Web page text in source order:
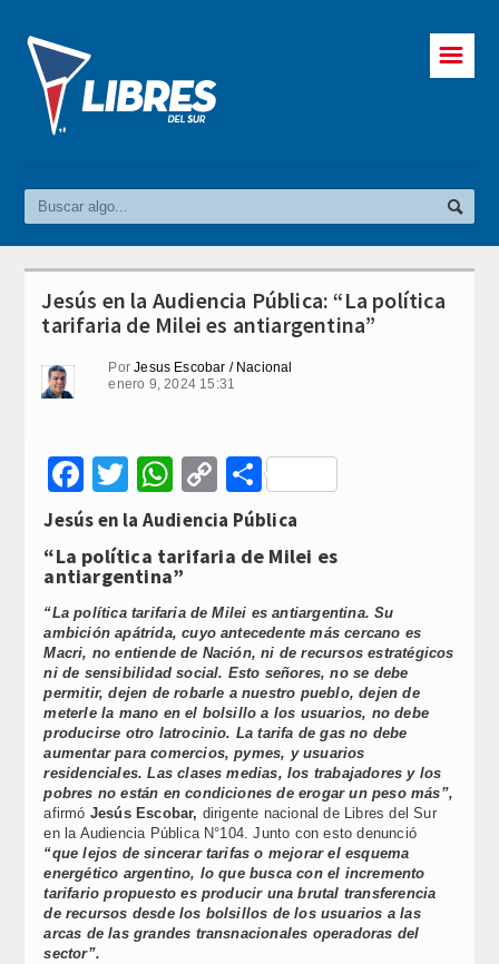
☰
Jesús en la Audiencia Pública: “La política
tarifaria de Milei es antiargentina”
PorJesus Escobar / Nacional
enero 9, 2024 15:31
Facebook
Twitter
WhatsApp
Copy
Link
Compartir
Jesús en la Audiencia Pública
“La política tarifaria de Milei es
antiargentina”
“La política tarifaria de Milei es antiargentina. Su
ambición apátrida, cuyo antecedente más cercano es
Macri, no entiende de Nación, ni de recursos estratégicos
ni de sensibilidad social. Esto señores, no se debe
permitir, dejen de robarle a nuestro pueblo, dejen de
meterle la mano en el bolsillo a los usuarios, no debe
producirse otro latrocinio. La tarifa de gas no debe
aumentar para comercios, pymes, y usuarios
residenciales. Las clases medias, los trabajadores y los
pobres no están en condiciones de erogar un peso más”,
afirmó Jesús Escobar, dirigente nacional de Libres del Sur
en la Audiencia Pública N°104. Junto con esto denunció
“que lejos de sincerar tarifas o mejorar el esquema
energético argentino, lo que busca con el incremento
tarifario propuesto es producir una brutal transferencia
de recursos desde los bolsillos de los usuarios a las
arcas de las grandes transnacionales operadoras del
sector”.